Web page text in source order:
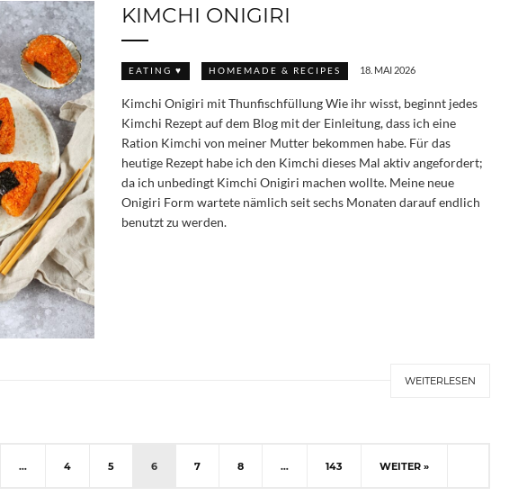
KIMCHI ONIGIRI
EATING ♥ HOMEMADE & RECIPES 18. MAI 2026
Kimchi Onigiri mit Thunfischfüllung Wie ihr wisst, beginnt jedes
Kimchi Rezept auf dem Blog mit der Einleitung, dass ich eine
Ration Kimchi von meiner Mutter bekommen habe. Für das
heutige Rezept habe ich den Kimchi dieses Mal aktiv angefordert;
da ich unbedingt Kimchi Onigiri machen wollte. Meine neue
Onigiri Form wartete nämlich seit sechs Monaten darauf endlich
benutzt zu werden.
WEITERLESEN
… 4 5 6 7 8 … 143 WEITER »